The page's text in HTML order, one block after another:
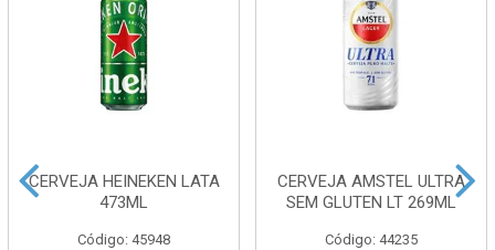
CERVEJA HEINEKEN LATA
473ML
Código: 45948
CERVEJA AMSTEL ULTRA
SEM GLUTEN LT 269ML
Código: 44235